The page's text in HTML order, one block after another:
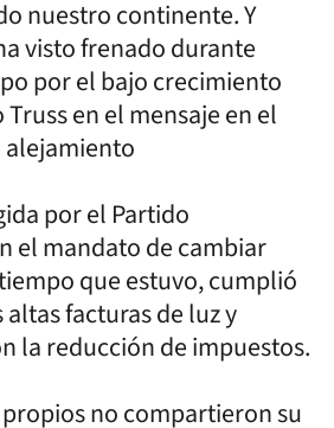
nuestro continente. Y
visto frenado durante
por el bajo crecimiento
en el mensaje en el
por el Partido
el mandato de cambiar
que estuvo, cumplió
facturas de luz y
la reducción de impuestos.
no compartieron su